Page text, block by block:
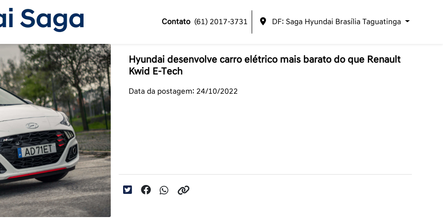
Contato (61) 2017-3731 DF: Saga Hyundai Brasília Taguatinga
Hyundai desenvolve carro elétrico mais barato do que Renault
Kwid E-Tech
Data da postagem: 24/10/2022